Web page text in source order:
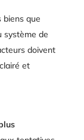
biens que
système de
doivent
et